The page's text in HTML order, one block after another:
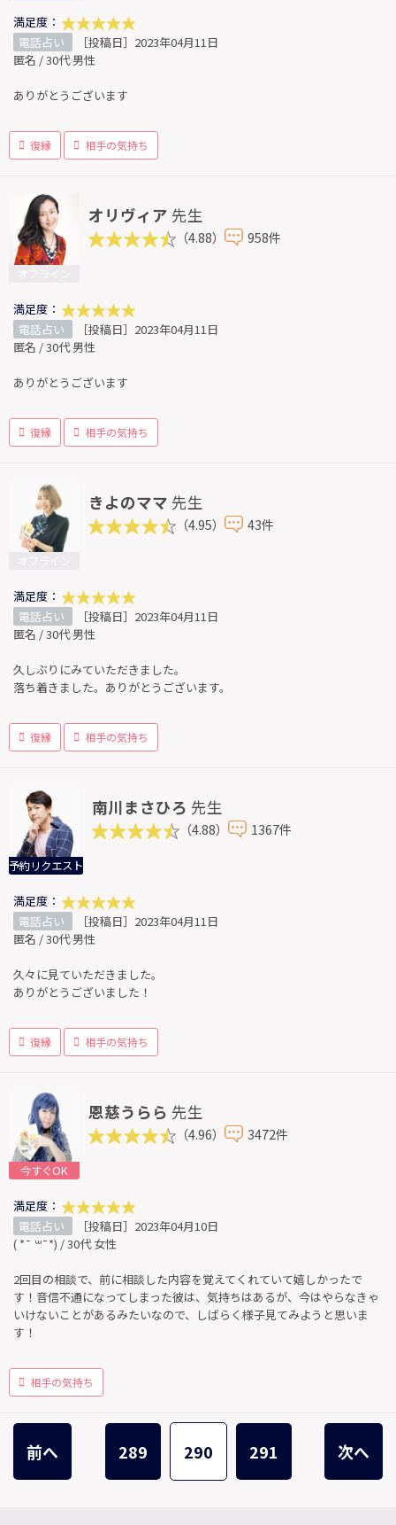
満足度：
電話占い
［投稿日］2023年04月11日
匿名 / 30代 男性
ありがとうございます
復縁 相手の気持ち
オリヴィア 先生
（4.88） 958件
満足度：
電話占い
［投稿日］2023年04月11日
匿名 / 30代 男性
ありがとうございます
復縁 相手の気持ち
きよのママ 先生
（4.95） 43件
満足度：
電話占い
［投稿日］2023年04月11日
匿名 / 30代 男性
久しぶりにみていただきました。
落ち着きました。ありがとうございます。
復縁 相手の気持ち
予約リクエスト
南川まさひろ 先生
（4.88） 1367件
満足度：
電話占い
［投稿日］2023年04月11日
匿名 / 30代 男性
久々に見ていただきました。
ありがとうございました！
復縁 相手の気持ち
今すぐOK
恩慈うらら 先生
（4.96） 3472件
満足度：
電話占い
［投稿日］2023年04月10日
( *¯ ꒳¯*) / 30代 女性
2回目の相談で、前に相談した内容を覚えてくれていて嬉しかったで
す！音信不通になってしまった彼は、気持ちはあるが、今はやらなきゃ
いけないことがあるみたいなので、しばらく様子見てみようと思いま
す！
相手の気持ち
前へ 289 290 291 次へ